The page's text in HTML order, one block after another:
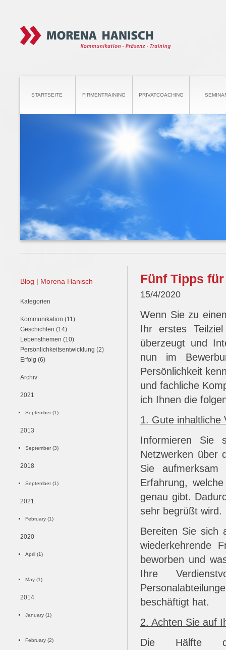
STARTSEITE FIRMENTRAINING PRIVATCOACHING
Blog | Morena Hanisch
Kategorien
Kommunikation (11)
Geschichten (14)
Lebensthemen (10)
Persönlichkeitsentwicklung (2)
Erfolg (6)
Archiv
2021
September (1)
2013
September (3)
2018
September (1)
2021
February (1)
2020
April (1)
May (1)
2014
January (1)
February (2)
Fünf Tipps
15/4/2020
Wenn Sie zu
Ihr erstes
überzeugt und
nun im
Persönlichkeit
und fachliche
ich Ihnen die
1. Gute inhaltliche
Informieren Sie
Netzwerken über
Sie
Erfahrung,
genau gibt.
sehr begrüßt wird.
Bereiten Sie sich
wiederkehrende
beworben und
Ihre
beschäftigt hat.
2. Achten Sie auf
Die Hälfte